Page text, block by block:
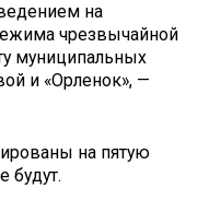
на
чрезвычайной
муниципальных
и «Орленок», —
на пятую
будут.